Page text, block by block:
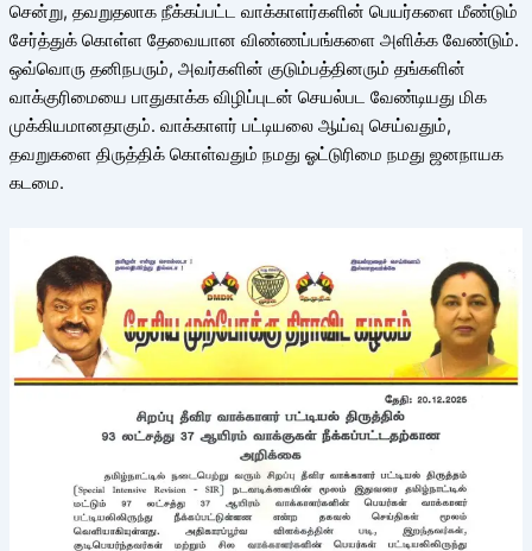
சென்று, தவறுதலாக நீக்கப்பட்ட வாக்காளர்களின் பெயர்களை மீண்டும்
சேர்த்துக் கொள்ள தேவையான விண்ணப்பங்களை அளிக்க வேண்டும்.
ஒவ்வொரு தனிநபரும், அவர்களின் குடும்பத்தினரும் தங்களின்
வாக்குரிமையை பாதுகாக்க விழிப்புடன் செயல்பட வேண்டியது மிக
முக்கியமானதாகும். வாக்காளர் பட்டியலை ஆய்வு செய்வதும்,
தவறுகளை திருத்திக் கொள்வதும் நமது ஓட்டுரிமை நமது ஜனநாயக
கடமை.